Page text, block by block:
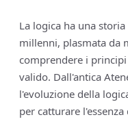
La logica ha una
millenni, plasmata da
comprendere i
valido. Dall'antica
l'evoluzione della
per catturare